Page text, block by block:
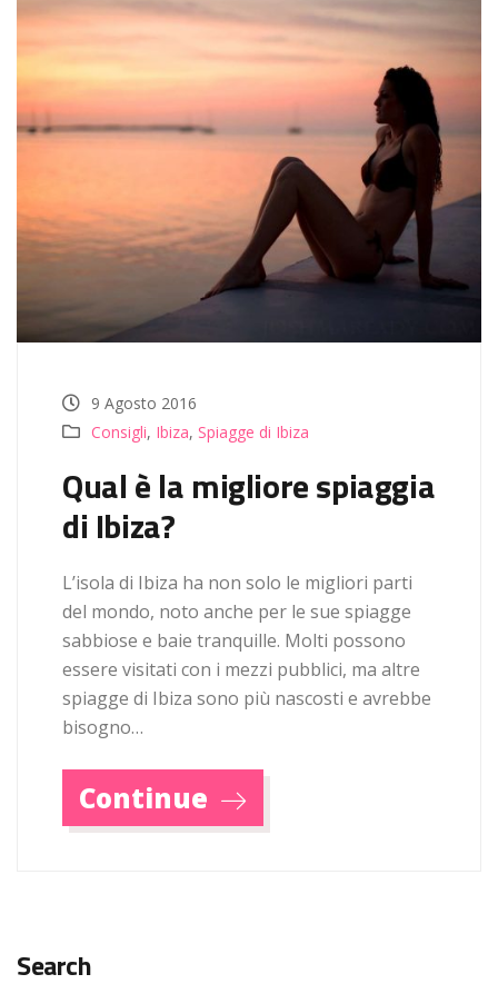
9 Agosto 2016
Consigli, Ibiza, Spiagge di Ibiza
Qual è la migliore spiaggia
di Ibiza?
L’isola di Ibiza ha non solo le migliori parti
del mondo, noto anche per le sue spiagge
sabbiose e baie tranquille. Molti possono
essere visitati con i mezzi pubblici, ma altre
spiagge di Ibiza sono più nascosti e avrebbe
bisogno…
Continue
Search